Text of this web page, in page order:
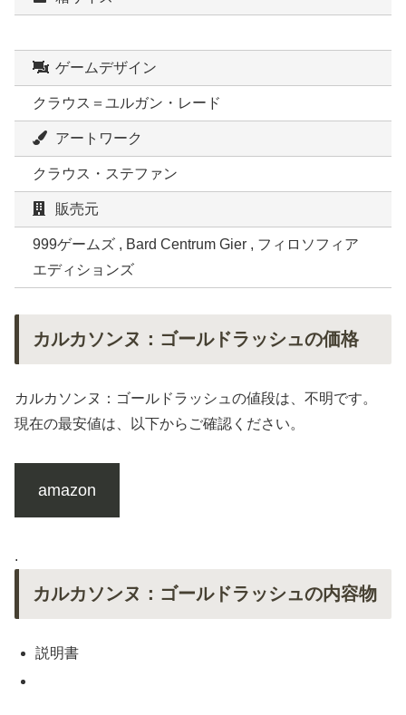
ゲームデザイン
クラウス＝ユルガン・レード
アートワーク
クラウス・ステファン
販売元
999ゲームズ , Bard Centrum Gier , フィロソフィア
エディションズ
カルカソンヌ：ゴールドラッシュの価格
カルカソンヌ：ゴールドラッシュの値段は、不明です。
現在の最安値は、以下からご確認ください。
amazon
.
カルカソンヌ：ゴールドラッシュの内容物
説明書